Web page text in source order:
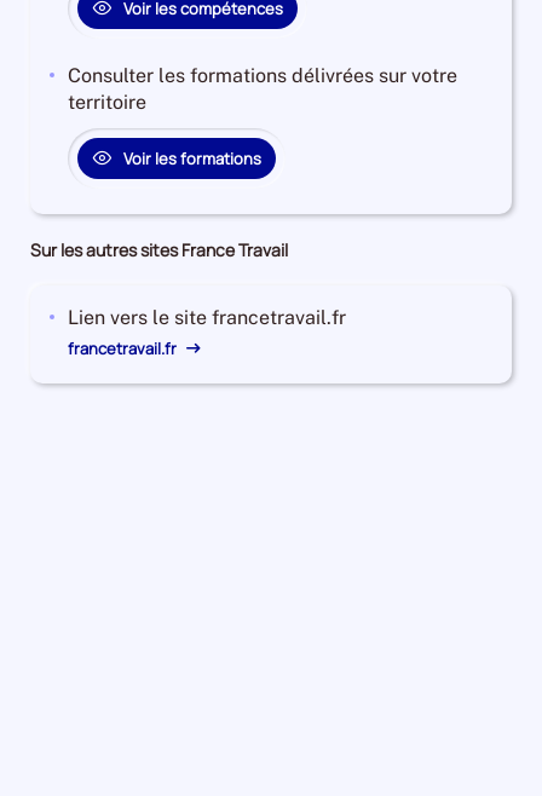
Voir les compétences
Consulter les formations délivrées sur votre
territoire
Voir les formations
Sur les autres sites France Travail
Lien vers le site francetravail.fr
francetravail.fr